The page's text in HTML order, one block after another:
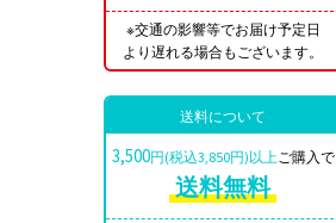
※交通の影響等でお届け予定日
より遅れる場合もございます。
送料について
3,500円(税込3,850円)以上ご購入で
送料無料